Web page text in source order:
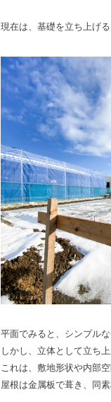
現在は、基礎を立ち上げ
平面でみると、シンプルな
しかし、立体として立ち
これは、敷地形状や内部
屋根は金属板で葺き、同